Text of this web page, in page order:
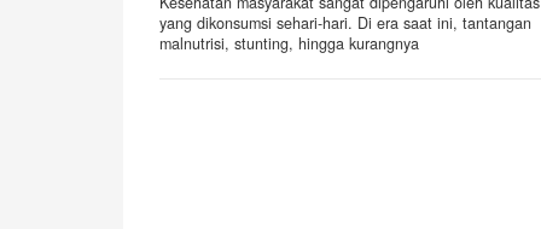
yang dikonsumsi sehari-hari. Di era saat ini, tantangan
malnutrisi, stunting, hingga kurangnya